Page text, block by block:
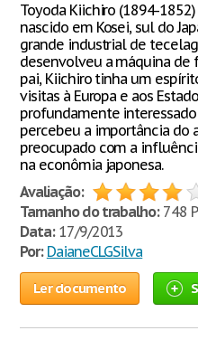
Toyoda Kiichiro (1894-
nascido em Kosei, sul do
grande industrial de
desenvolveu a máquina de
pai, Kiichiro tinha um
visitas à Europa e aos
profundamente
percebeu a importância do
preocupado com a
na econômia japonesa.
Avaliação:
Tamanho do trabalho:748
Data:17/9/2013
Por: DaianeCLGSilva
Ler documento